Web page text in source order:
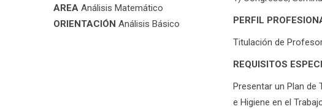
AREA Análisis Matemático
ORIENTACIÓN Análisis Básico
PERFIL
Titulación de
REQUISITOS
Presentar un Plan de
e Higiene en el